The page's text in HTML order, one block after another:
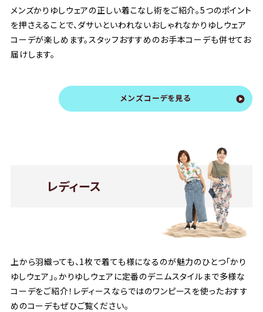
メンズかりゆしウェアの正しい着こなし術をご紹介。5つのポイント
を押さえることで、ダサいといわれないおしゃれなかりゆしウェア
コーデが楽しめます。スタッフおすすめのお手本コーデも併せてお
届けします。
メンズコーデを見る
レディース
上から羽織っても、1枚で着ても様になるのが魅力のひとつ「かり
ゆしウェア」。かりゆしウェアに定番のデニムスタイルまで多様な
コーデをご紹介！レディースならではのワンピースを使ったおすす
めのコーデもぜひご覧ください。